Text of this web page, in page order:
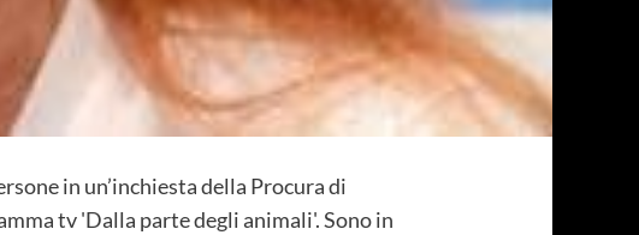
in un’inchiesta della Procura di
tv 'Dalla parte degli animali'. Sono in